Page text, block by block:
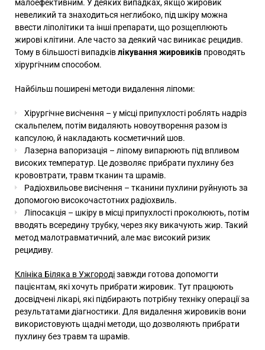
малоефективним. У деяких випадках, якщо жировик
невеликий та знаходиться неглибоко, під шкіру можна
ввести ліполітики та інші препарати, що розщеплюють
жирові клітини. Але часто за деякий час виникає рецидив.
Тому в більшості випадківлікування жировиків проводять
хірургічним способом.
Найбільш поширені методи видалення ліпоми:
Хірургічне висічення – у місці припухлості роблять надріз
скальпелем, потім видаляють новоутворення разом із
капсулою, й накладають косметичний шов.
Лазерна вапоризація – ліпому випарюють під впливом
високих температур. Це дозволяє прибрати пухлину без
крововтрати, травм тканин та шрамів.
Радіохвильове висічення – тканини пухлини руйнують за
допомогою високочастотних радіохвиль.
Ліпосакція – шкіру в місці припухлості проколюють, потім
вводять всередину трубку, через яку викачують жир. Такий
метод малотравматичний, але має високий ризик
рецидиву.
Клініка Біляка в Ужгородізавжди готова допомогти
пацієнтам, які хочуть прибрати жировик. Тут працюють
досвідчені лікарі, які підбирають потрібну техніку операції за
результатами діагностики. Для видалення жировиків вони
використовують щадні методи, що дозволяють прибрати
пухлину без травм та шрамів.